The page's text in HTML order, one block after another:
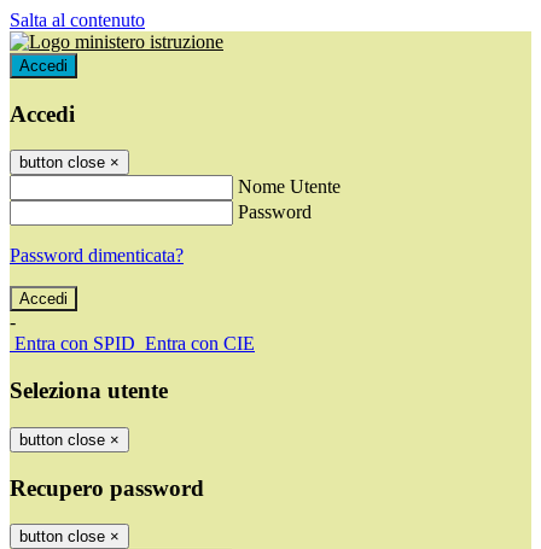
Salta al contenuto
Accedi
Accedi
button close ×
Nome Utente
Password
Password dimenticata?
-
Entra con SPID Entra con CIE
Seleziona utente
button close ×
Recupero password
button close ×